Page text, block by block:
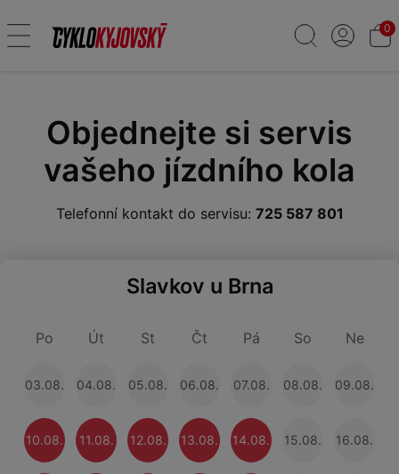
0
Objednejte si servis
vašeho jízdního kola
Telefonní kontakt do servisu: 725 587 801
Slavkov u Brna
Po Út St Čt Pá So Ne
03.08. 04.08. 05.08. 06.08. 07.08. 08.08. 09.08.
10.08. 11.08. 12.08. 13.08. 14.08. 15.08. 16.08.